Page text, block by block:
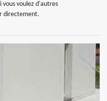
vous voulez d'autres
directement.